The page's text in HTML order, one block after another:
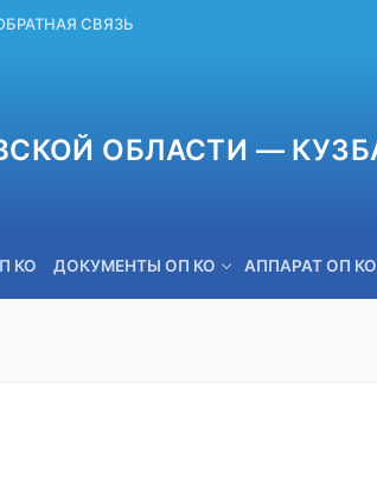
СВЯЗЬ
ОБЛАСТИ —
КО ДОКУМЕНТЫ ОП КО АППАРАТ ОП КО